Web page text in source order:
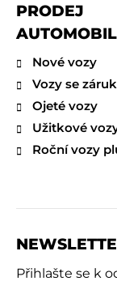
PRODEJ
Nové vozy
Vozy se
Ojeté vozy
Užitkové
Roční vozy
Přihlašte se k